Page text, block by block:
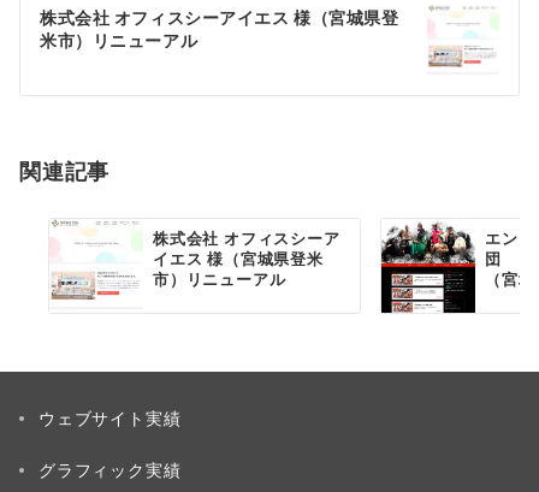
ゲ
シ
ン
株式会社 オフィスシーアイエス 様（宮城県登
米市）リニューアル
関連記事
株式会社 オフィスシーア
イエス 様（宮城県登米
市）リニューアル
エン
団 国
（宮
ウェブサイト実績
グラフィック実績